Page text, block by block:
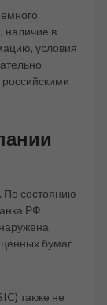
наличие в
условия
По состоянию
РФ
бумаг
также не